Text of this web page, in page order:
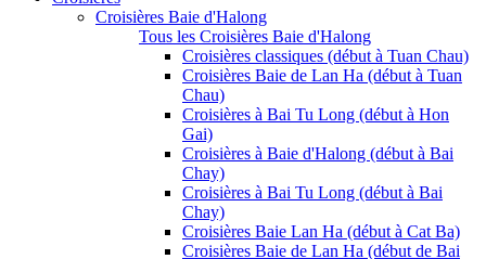
Croisières Baie d'Halong
Tous les Croisières Baie d'Halong
Croisières classiques (début à Tuan Chau)
Croisières Baie de Lan Ha (début à Tuan
Chau)
Croisières à Bai Tu Long (début à Hon
Gai)
Croisières à Baie d'Halong (début à Bai
Chay)
Croisières à Bai Tu Long (début à Bai
Chay)
Croisières Baie Lan Ha (début à Cat Ba)
Croisières Baie de Lan Ha (début de Bai